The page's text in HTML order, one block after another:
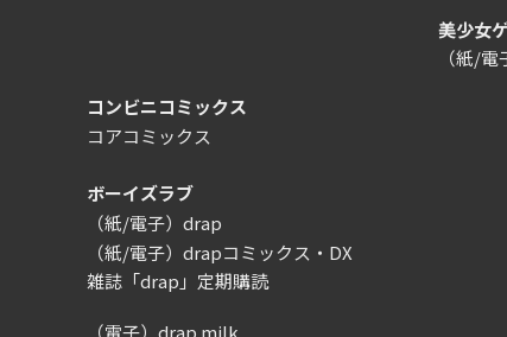
美少女
（紙/
コンビニコミックス
コアコミックス
ボーイズラブ
（紙/電子）drap
（紙/電子）drapコミックス・DX
雑誌「drap」定期購読
（電子）drap milk